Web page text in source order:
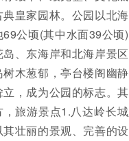
典皇家园林。公园以北海
69公顷(其中水面39公顷
岛、东海岸和北海岸景
树木葱郁，亭台楼阁幽
立，成为公园的标志。
，旅游景点1.八达岭长
其壮丽的景观、完善的